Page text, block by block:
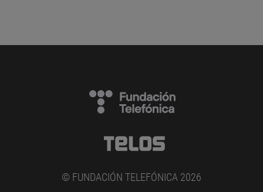
© FUNDACIÓN TELEFÓNICA 2026